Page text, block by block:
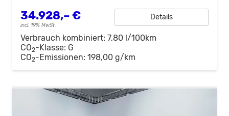
34.928,– €
incl. 19% MwSt.
Details
Verbrauch kombiniert: 7,80 l/100km
CO2-Klasse: G
CO2-Emissionen: 198,00 g/km